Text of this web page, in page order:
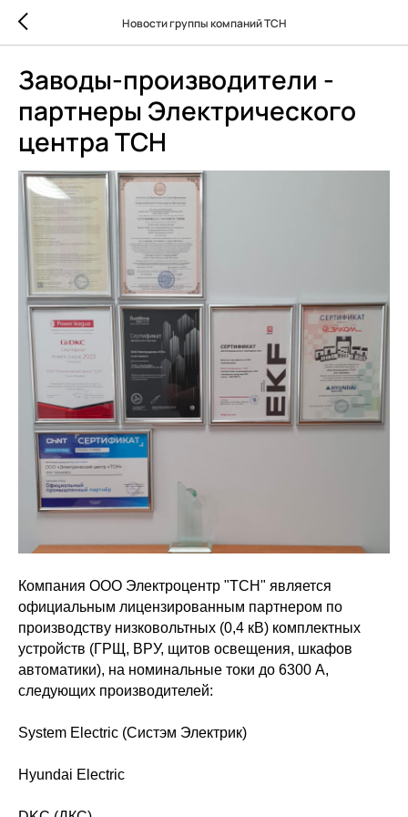
Новости группы компаний ТСН
Заводы-производители -
партнеры Электрического
центра ТСН
Компания ООО Электроцентр "ТСН" является
официальным лицензированным партнером по
производству низковольтных (0,4 кВ) комплектных
устройств (ГРЩ, ВРУ, щитов освещения, шкафов
автоматики), на номинальные токи до 6300 А,
следующих производителей:
System Electric (Систэм Электрик)
Hyundai Electric